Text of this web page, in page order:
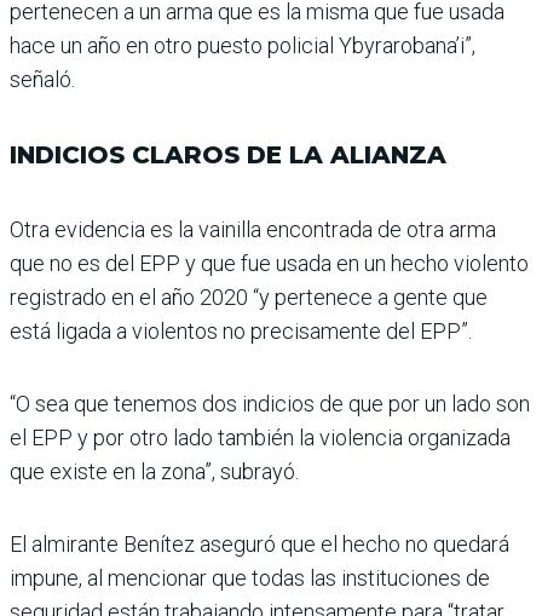
pertenecen a un arma que es la misma que fue usada
hace un año en otro puesto poli­cial Ybyrarobana’i”,
señaló.
INDICIOS CLAROS DE LA ALIANZA
Otra evidencia es la vaini­lla encontrada de otra arma
que no es del EPP y que fue usada en un hecho violento
registrado en el año 2020 “y pertenece a gente que
está ligada a violentos no preci­samente del EPP”.
“O sea que tenemos dos indi­cios de que por un lado son
el EPP y por otro lado también la violencia organizada
que existe en la zona”, subrayó.
El almirante Benítez ase­guró que el hecho no que­dará
impune, al mencionar que todas las instituciones de